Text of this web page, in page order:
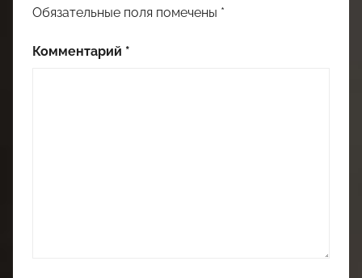
Обязательные поля помечены *
Комментарий *